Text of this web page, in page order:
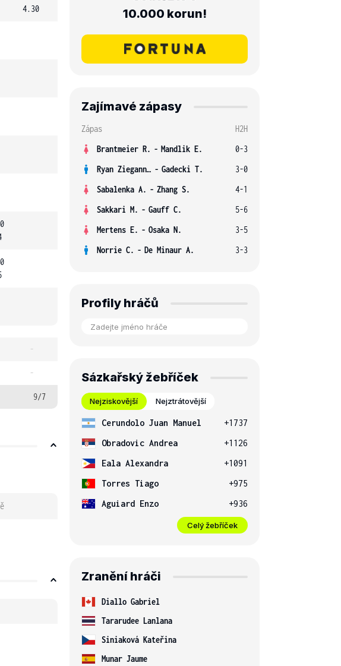
4.30
-
-
9/7
10.000 korun!
Zajímavé zápasy
Zápas
H2H
Brantmeier R. - Mandlik E.
0-3
Ryan Ziegann S. - Gadecki T.
3-0
Sabalenka A. - Zhang S.
4-1
Sakkari M. - Gauff C.
5-6
Mertens E. - Osaka N.
3-5
Norrie C. - De Minaur A. 3-3
Profily hráčů
Sázkařský žebříček
Nejziskovější Nejztrátovější
Cerundolo Juan Manuel
+1737
Obradovic Andrea
+1126
Eala Alexandra
+1091
Torres Tiago
+975
Aguiard Enzo
+936
Celý žebříček
Zranění hráči
Diallo Gabriel
Tararudee Lanlana
Siniaková Kateřina
Munar Jaume